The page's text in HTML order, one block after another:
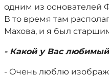
одним из основателей
В то время там
Махова, и я был
- Какой у Вас
- Очень люблю